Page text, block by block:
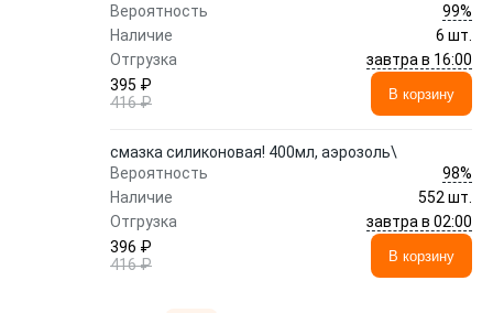
Вероятность
99%
Наличие
6 шт.
Отгрузка
завтра в 16:00
395 ₽
416 ₽
В корзину
смазка силиконовая! 400мл, аэрозоль\
Вероятность
98%
Наличие
552 шт.
Отгрузка
завтра в 02:00
396 ₽
416 ₽
В корзину